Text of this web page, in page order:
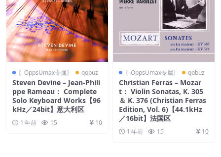
〖OppsUmax专属〗 qobuz
Steven Devine – Jean-Phili
ppe Rameau： Complete
Solo Keyboard Works【96
kHz／24bit】意大利区
1 年前 15 10
〖OppsUmax专属〗 qobuz
Christian Ferras – Mozar
t： Violin Sonatas, K. 305
＆ K. 376 (Christian Ferras
Edition, Vol. 6)【44.1kHz
／16bit】法国区
1 年前 15 10